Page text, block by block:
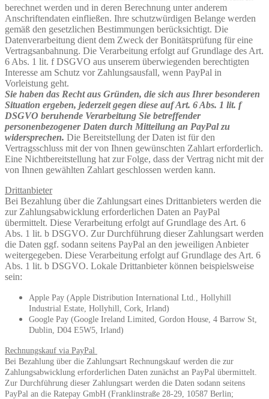
berechnet werden und in deren Berechnung unter anderem
Anschriftendaten einfließen. Ihre schutzwürdigen Belange werden
gemäß den gesetzlichen Bestimmungen berücksichtigt. Die
Datenverarbeitung dient dem Zweck der Bonitätsprüfung für eine
Vertragsanbahnung. Die Verarbeitung erfolgt auf Grundlage des Art.
6 Abs. 1 lit. f DSGVO aus unserem überwiegenden berechtigten
Interesse am Schutz vor Zahlungsausfall, wenn PayPal in
Vorleistung geht.
Sie haben das Recht aus Gründen, die sich aus Ihrer besonderen
Situation ergeben, jederzeit gegen diese auf Art. 6 Abs. 1 lit. f
DSGVO beruhende Verarbeitung Sie betreffender
personenbezogener Daten durch Mitteilung an PayPal zu
widersprechen. Die Bereitstellung der Daten ist für den
Vertragsschluss mit der von Ihnen gewünschten Zahlart erforderlich.
Eine Nichtbereitstellung hat zur Folge, dass der Vertrag nicht mit der
von Ihnen gewählten Zahlart geschlossen werden kann.
Drittanbieter
Bei Bezahlung über die Zahlungsart eines Drittanbieters werden die
zur Zahlungsabwicklung erforderlichen Daten an PayPal
übermittelt. Diese Verarbeitung erfolgt auf Grundlage des Art. 6
Abs. 1 lit. b DSGVO. Zur Durchführung dieser Zahlungsart werden
die Daten ggf. sodann seitens PayPal an den jeweiligen Anbieter
weitergegeben. Diese Verarbeitung erfolgt auf Grundlage des Art. 6
Abs. 1 lit. b DSGVO. Lokale Drittanbieter können beispielsweise
sein:
Apple Pay (Apple Distribution International Ltd., Hollyhill
Industrial Estate, Hollyhill, Cork, Irland)
Google Pay (Google Ireland Limited, Gordon House, 4 Barrow St,
Dublin, D04 E5W5, Irland)
Rechnungskauf via PayPal
Bei Bezahlung über die Zahlungsart Rechnungskauf werden die zur
Zahlungsabwicklung erforderlichen Daten zunächst an PayPal übermittelt.
Zur Durchführung dieser Zahlungsart werden die Daten sodann seitens
PayPal an die Ratepay GmbH (Franklinstraße 28-29, 10587 Berlin;